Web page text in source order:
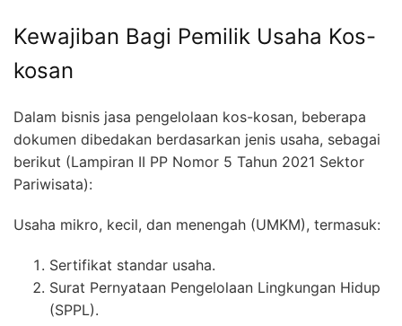
Kewajiban Bagi Pemilik Usaha Kos-
kosan
Dalam bisnis jasa pengelolaan kos-kosan, beberapa
dokumen dibedakan berdasarkan jenis usaha, sebagai
berikut (Lampiran II PP Nomor 5 Tahun 2021 Sektor
Pariwisata):
Usaha mikro, kecil, dan menengah (UMKM), termasuk:
Sertifikat standar usaha.
Surat Pernyataan Pengelolaan Lingkungan Hidup
(SPPL).